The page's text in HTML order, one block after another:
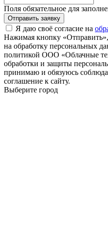
Поля обязательное для
Отправить заявку
Я даю своё согласие на
Нажимая кнопку
на обработку персональных
политикой ООО «Облачные
обработки и защиты
принимаю и обязуюсь
соглашение к сайту.
Выберите город